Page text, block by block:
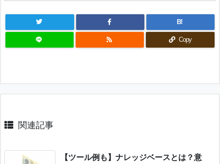
B!
Copy
関連記事
【ツール例も】ナレッジベースとは？意